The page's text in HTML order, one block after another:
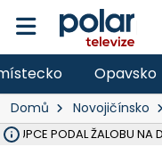
Opavsko
Domů Novojičínsko
PODAL ŽALOBU NA